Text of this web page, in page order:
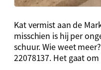
Kat vermist aan de
misschien is hij per
schuur. Wie weet
22078137. Het gaat